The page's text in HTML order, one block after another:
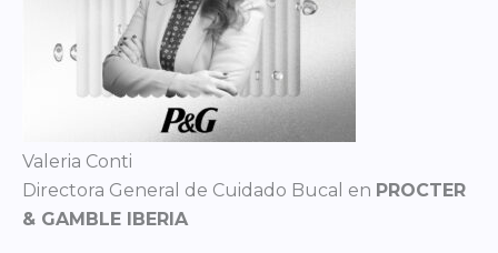
Valeria Conti
Directora General de Cuidado Bucal en PROCTER
& GAMBLE IBERIA